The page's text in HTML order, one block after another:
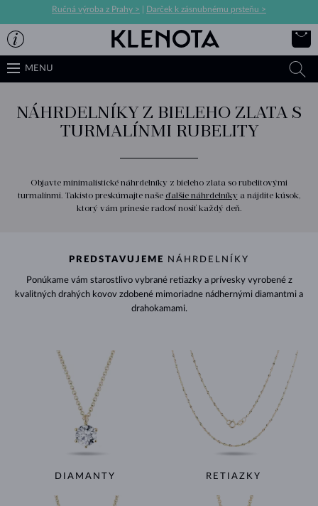
Ručná výroba z Prahy > Darček k zásnubnému prsteňu >
MENU
NÁHRDELNÍKY Z BIELEHO ZLATA S
TURMALÍNMI RUBELITY
Objavte minimalistické náhrdelníky z bieleho zlata so rubelitovými
turmalínmi. Takisto preskúmajte naše ďalšie náhrdelníky a nájdite kúsok,
ktorý vám prinesie radosť nosiť každý deň.
PREDSTAVUJEME NÁHRDELNÍKY
Ponúkame vám starostlivo vybrané retiazky a prívesky vyrobené z
kvalitných drahých kovov zdobené mimoriadne nádhernými diamantmi a
drahokamami.
DIAMANTY RETIAZKY